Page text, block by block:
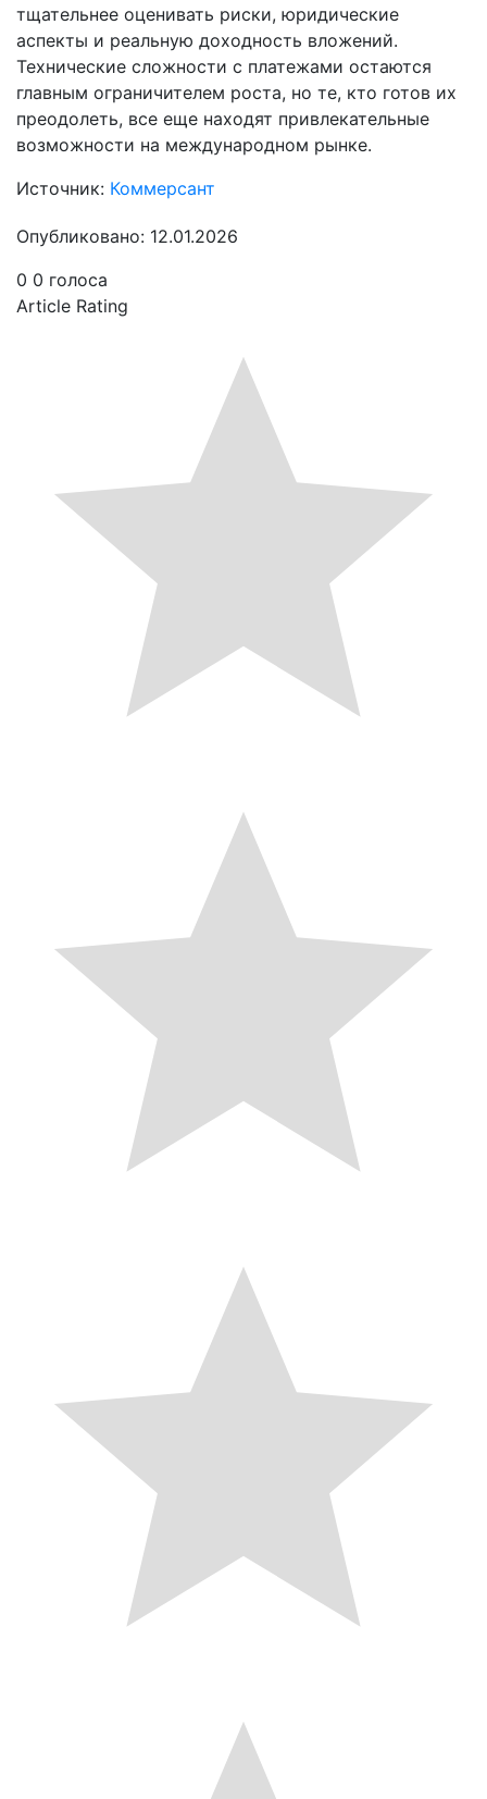
тщательнее оценивать риски, юридические
аспекты и реальную доходность вложений.
Технические сложности с платежами остаются
главным ограничителем роста, но те, кто готов их
преодолеть, все еще находят привлекательные
возможности на международном рынке.
Источник: Коммерсант
Опубликовано: 12.01.2026
0 0 голоса
Article Rating